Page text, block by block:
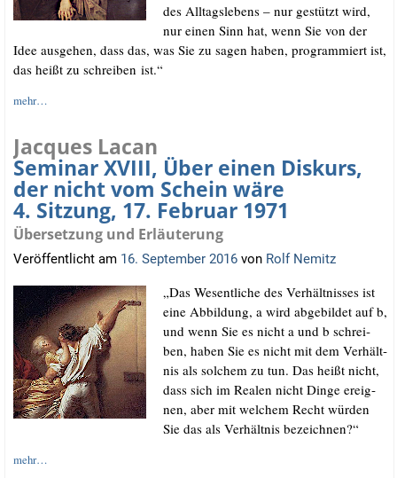
des All­tags­le­bens – nur gestützt wird,
nur einen Sinn hat, wenn Sie von der
Idee aus­ge­hen, dass das, was Sie zu sagen haben, pro­gram­miert ist,
das heißt zu schrei­ben ist.“
mehr…
Jacques Lacan
Seminar XVIII, Über einen Diskurs,
der nicht vom Schein wäre
4. Sitzung, 17. Februar 1971
Übersetzung und Erläuterung
Veröffentlicht am 16. September 2016 von Rolf Nemitz
„Das Wesent­li­che des Ver­hält­nis­ses ist
eine Abbil­dung, a wird abge­bil­det auf b,
und wenn Sie es nicht a und b schrei­
ben, haben Sie es nicht mit dem Ver­hält­
nis als sol­chem zu tun. Das heißt nicht,
dass sich im Rea­len nicht Din­ge ereig­
nen, aber mit wel­chem Recht wür­den
Sie das als Ver­hält­nis bezeichnen?“
mehr…